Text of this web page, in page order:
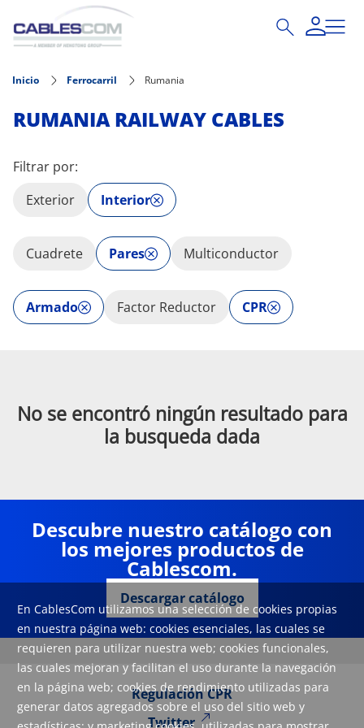
Pasar al contenido principal
En CablesCom utilizamos una selección de cookies propias
en nuestra página web: cookies esenciales, las cuales se
requieren para utilizar nuestra web; cookies funcionales,
las cuales mejoran y facilitan el uso durante la navegación
en la página web; cookies de rendimiento utilizadas para
generar datos agregados sobre el uso del sitio web y
Inicio Ferrocarril Rumania
RUMANIA RAILWAY CABLES
Filtrar por:
Exterior
Interior
Cuadrete Pares Multiconductor
Armado Factor Reductor CPR
No se encontró ningún resultado para
la busqueda dada
Descubre nuestro catálogo con
los mejores productos de
Cablescom.
Descargar catálogo
Regulación CPR
Twitter